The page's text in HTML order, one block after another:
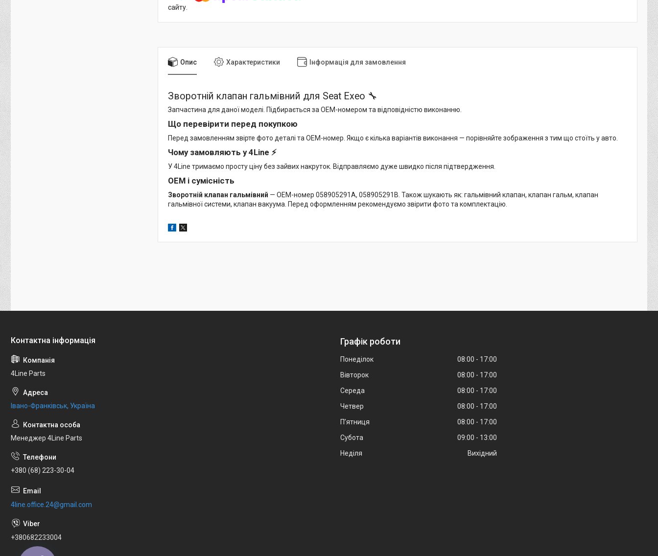
сайту.
Опис Характеристики Інформація для замовлення
Зворотній клапан гальмівний для Seat Exeo 🔧
Запчастина для даної моделі. Підбирається за OEM-номером та відповідністю виконанню.
Що перевірити перед покупкою
Перед замовленням звірте фото деталі та OEM-номер. Якщо є кілька варіантів виконання — порівняйте зображення з тим що стоїть у авто.
Чому замовляють у 4Line ⚡
У 4Line тримаємо просту ціну без зайвих накруток. Відправляємо дуже швидко після підтвердження.
OEM і сумісність
Зворотній клапан гальмівний — OEM-номер 058905291A, 058905291B. Також шукають як: гальмівний клапан, клапан гальм, клапан
гальмівної системи, клапан вакуума. Перед оформленням рекомендуємо звірити фото та комплектацію.
4Line Parts
Івано-Франківськ, Україна
Менеджер 4Line Parts
+380 (68) 223-30-04
4line.office.24@gmail.com
+380682233004
Графік роботи
Понеділок 08:00
17:00
Вівторок
08:00
17:00
Середа
08:00
17:00
Четвер
08:00
17:00
Пʼятниця
08:00
17:00
Субота
09:00
13:00
Неділя
Вихідний